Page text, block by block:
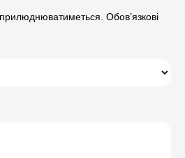
Обов’язкові